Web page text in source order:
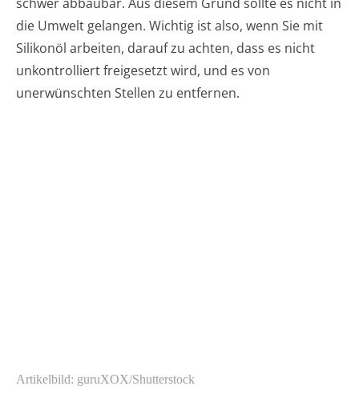
die Umwelt gelangen. Wichtig ist also, wenn Sie mit
Silikonöl arbeiten, darauf zu achten, dass es nicht
unkontrolliert freigesetzt wird, und es von
unerwünschten Stellen zu entfernen.
Artikelbild: guruXOX/Shutterstock